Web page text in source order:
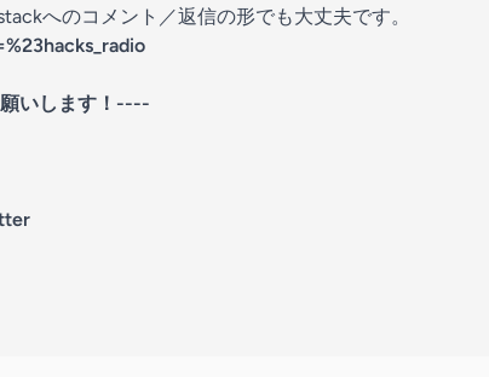
へのコメント／返信の形でも大丈夫です。
いします！----